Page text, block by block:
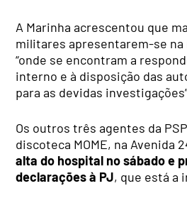
A Marinha acrescentou que
militares apresentarem-se
“onde se encontram a
interno e à disposição das
para as devidas
Os outros três agentes da
discoteca MOME, na Avenida
alta do hospital no sábado e
declarações à PJ, que está a